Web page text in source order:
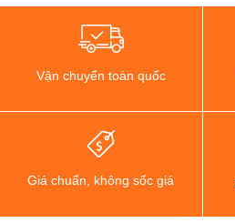
Vận chuyển toàn quốc
Giá chuẩn, không sốc giá